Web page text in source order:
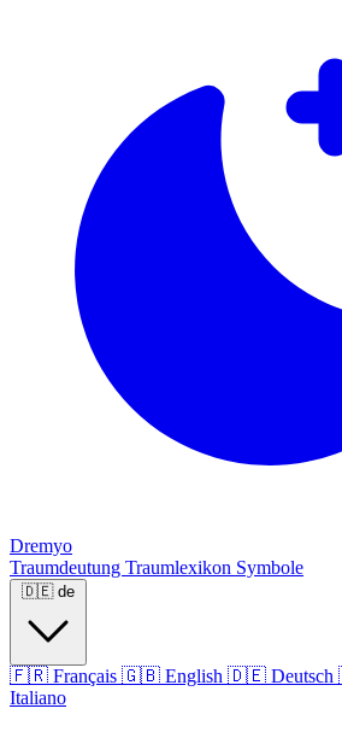
Dremyo
Traumdeutung Traumlexikon Symbole
🇩🇪 de
🇫🇷 Français 🇬🇧 English 🇩🇪 Deutsch
Italiano